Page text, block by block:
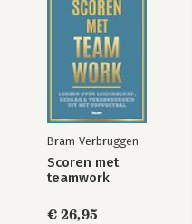
Bram Verbruggen
Scoren met
teamwork
€ 26,95